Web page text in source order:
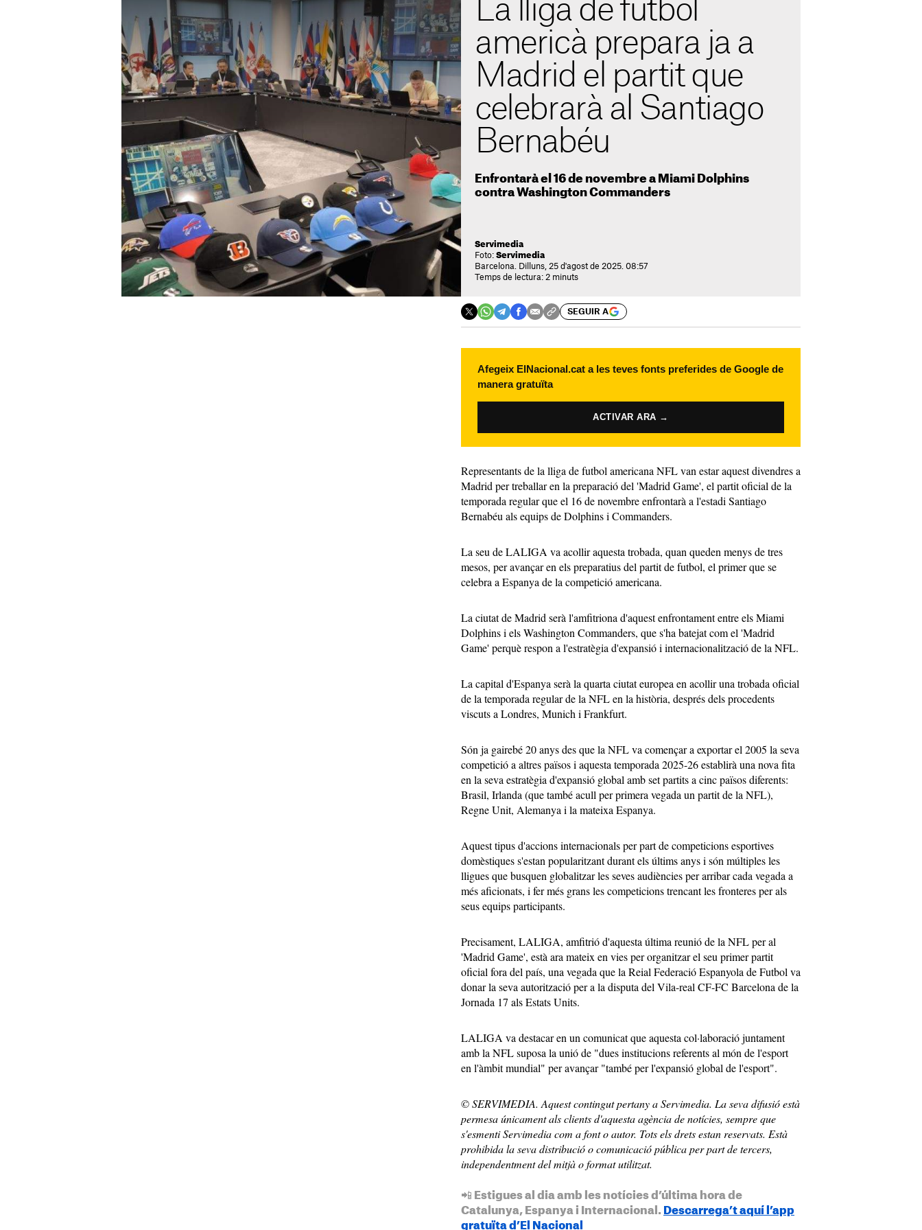
La lliga de futbol
americà prepara ja a
Madrid el partit que
celebrarà al Santiago
Bernabéu
Enfrontarà el 16 de novembre a Miami Dolphins
contra Washington Commanders
Servimedia
Foto: Servimedia
Barcelona. Dilluns, 25 d'agost de 2025. 08:57
Temps de lectura: 2 minuts
SEGUIR A
Afegeix ElNacional.cat a les teves fonts preferides de Google de
manera gratuïta
ACTIVAR ARA →
Representants de la lliga de futbol americana NFL van estar aquest divendres a
Madrid per treballar en la preparació del 'Madrid Game', el partit oficial de la
temporada regular que el 16 de novembre enfrontarà a l'estadi Santiago
Bernabéu als equips de Dolphins i Commanders.
La seu de LALIGA va acollir aquesta trobada, quan queden menys de tres
mesos, per avançar en els preparatius del partit de futbol, el primer que se
celebra a Espanya de la competició americana.
La ciutat de Madrid serà l'amfitriona d'aquest enfrontament entre els Miami
Dolphins i els Washington Commanders, que s'ha batejat com el 'Madrid
Game' perquè respon a l'estratègia d'expansió i internacionalització de la NFL.
La capital d'Espanya serà la quarta ciutat europea en acollir una trobada oficial
de la temporada regular de la NFL en la història, després dels procedents
viscuts a Londres, Munich i Frankfurt.
Són ja gairebé 20 anys des que la NFL va començar a exportar el 2005 la seva
competició a altres països i aquesta temporada 2025-26 establirà una nova fita
en la seva estratègia d'expansió global amb set partits a cinc països diferents:
Brasil, Irlanda (que també acull per primera vegada un partit de la NFL),
Regne Unit, Alemanya i la mateixa Espanya.
Aquest tipus d'accions internacionals per part de competicions esportives
domèstiques s'estan popularitzant durant els últims anys i són múltiples les
lligues que busquen globalitzar les seves audiències per arribar cada vegada a
més aficionats, i fer més grans les competicions trencant les fronteres per als
seus equips participants.
Precisament, LALIGA, amfitrió d'aquesta última reunió de la NFL per al
'Madrid Game', està ara mateix en vies per organitzar el seu primer partit
oficial fora del país, una vegada que la Reial Federació Espanyola de Futbol va
donar la seva autorització per a la disputa del Vila-real CF-FC Barcelona de la
Jornada 17 als Estats Units.
LALIGA va destacar en un comunicat que aquesta col·laboració juntament
amb la NFL suposa la unió de "dues institucions referents al món de l'esport
en l'àmbit mundial" per avançar "també per l'expansió global de l'esport".
©SERVIMEDIA. Aquest contingut pertany aServimedia. La seva difusió està
permesa únicament als clients d'aquesta agència de notícies, sempre que
s'esmenti Servimediacom a font o autor. Tots els drets estan reservats. Està
prohibida la seva distribució o comunicació pública per part de tercers,
independentment delmitjào format utilitzat.
📲 Estigues al dia amb les notícies d’última hora de
Catalunya, Espanya i Internacional. Descarrega’t aquí l’app
gratuïta d’El Nacional